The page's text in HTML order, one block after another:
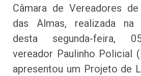
Câmara de Vereadores
das Almas, realizada na
desta segunda-feira,
vereador Paulinho Policial
apresentou um Projeto de